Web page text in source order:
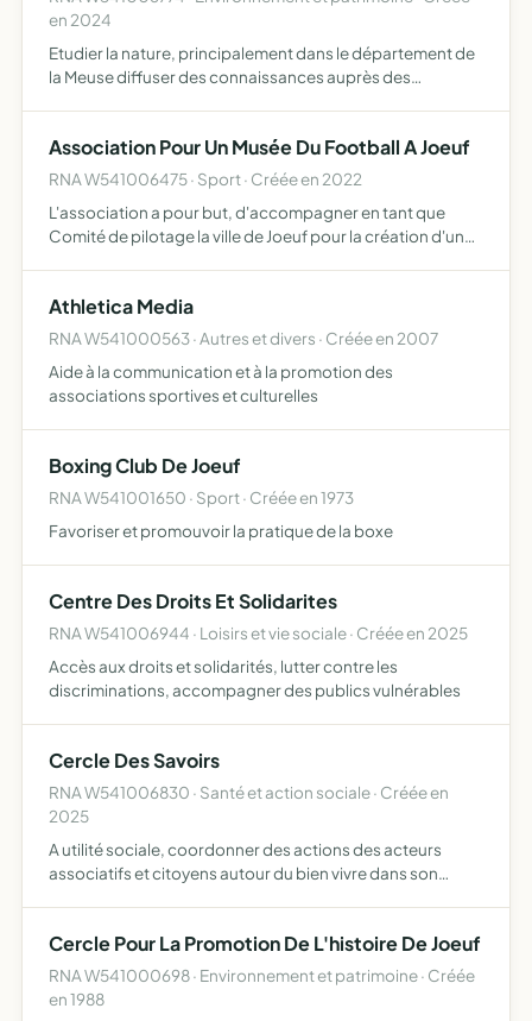
en 2024
Etudier la nature, principalement dans le département de
la Meuse diffuser des connaissances auprès des
protéger …
Association Pour Un Musée Du Football A Joeuf
RNA W541006475 · Sport · Créée en 2022
L'association a pour but, d'accompagner en tant que
Comité de pilotage la ville de Joeuf pour la création d'un
Athletica Media
RNA W541000563 · Autres et divers · Créée en 2007
Aide à la communication et à la promotion des
associations sportives et culturelles
Boxing Club De Joeuf
RNA W541001650 · Sport · Créée en 1973
Favoriser et promouvoir la pratique de la boxe
Centre Des Droits Et Solidarites
RNA W541006944 · Loisirs et vie sociale · Créée en 2025
Accès aux droits et solidarités, lutter contre les
discriminations, accompagner des publics vulnérables
Cercle Des Savoirs
RNA W541006830 · Santé et action sociale · Créée en
2025
A utilité sociale, coordonner des actions des acteurs
associatifs et citoyens autour du bien vivre dans son
Cercle Pour La Promotion De L'histoire De Joeuf
RNA W541000698 · Environnement et patrimoine · Créée
en 1988